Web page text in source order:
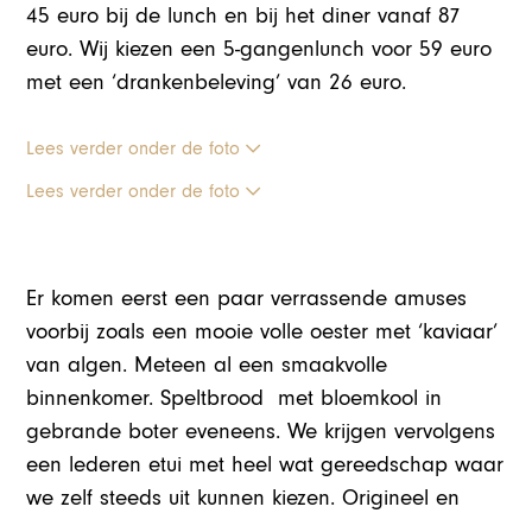
45 euro bij de lunch en bij het diner vanaf 87
euro. Wij kiezen een 5-gangenlunch voor 59 euro
met een ‘drankenbeleving’ van 26 euro.
Lees verder onder de foto
Lees verder onder de foto
Er komen eerst een paar verrassende amuses
voorbij zoals een mooie volle oester met ‘kaviaar’
van algen. Meteen al een smaakvolle
binnenkomer. Speltbrood met bloemkool in
gebrande boter eveneens. We krijgen vervolgens
een lederen etui met heel wat gereedschap waar
we zelf steeds uit kunnen kiezen. Origineel en